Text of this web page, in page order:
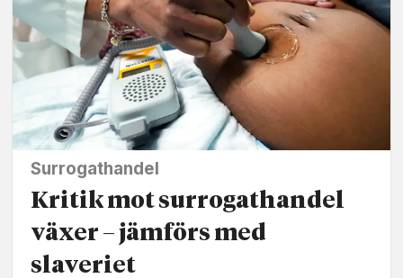
Surrogathandel
Kritik mot surrogat­handel
växer – jämförs med
slaveriet